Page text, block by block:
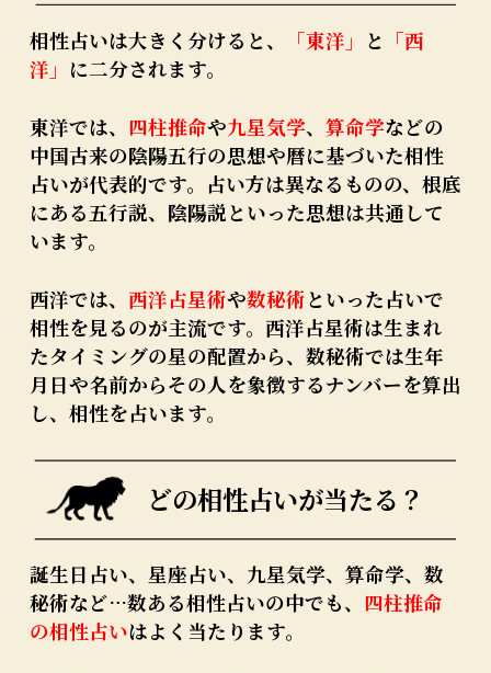
相性占いは大きく分けると、 「東洋」 と 「西
洋」 に二分されます。
東洋では、 四柱推命や九星気学、 算命学などの
中国古来の陰陽五行の思想や暦に基づいた相性
占いが代表的です。占い方は異なるものの、根底
にある五行説、陰陽説といった思想は共通して
います。
西洋では、 西洋占星術や数秘術といった占いで
相性を見るのが主流です。西洋占星術は生まれ
たタイミングの星の配置から、数秘術では生年
月日や名前からその人を象徴するナンバーを算出
し、相性を占います。
どの相性占いが当たる？
誕生日占い、星座占い、九星気学、算命学、数
秘術など…数ある相性占いの中でも、 四柱推命
の相性占いはよく当たります。